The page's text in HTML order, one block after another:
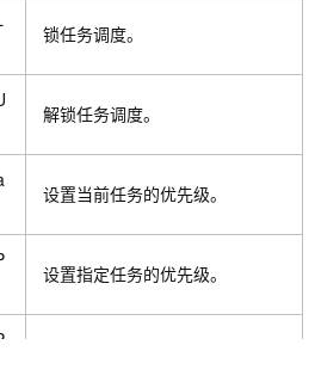
锁任务调度。
解锁任务调度。
设置当前任务的优先级。
设置指定任务的优先级。